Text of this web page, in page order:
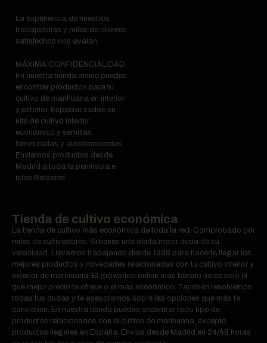
La experiencia de nuestros
trabajadores y miles de clientes
satisfechos nos avalan.
MÁXIMA CONFIDENCIALIDAD.
En nuestra tienda online puedes
encontrar productos para tu
cultivo de marihuana en interior
y exterior. Especializados en
kits de cultivo interior
económico y semillas
feminizadas y autoflorecientes.
Enviamos productos desde
Madrid a toda la península e
islas Baleares.
Tienda de cultivo económica
La tienda de cultivo más económica de toda la red. Comprobado por
miles de cultivadores. Si tienes una oferta mejor duda de su
veracidad. Llevamos trabajando desde 1998 para hacerte llegar los
mejores productos y novedades relacionadas con tu cultivo interior y
exterior de marihuana. El growshop online más barato no es sólo el
que mejor precio te ofrece o el más económico. También resolvemos
todas tus dudas y te asesoramos sobre las opciones que más te
convienen. En nuestra tienda puedes encontrar todo tipo de
productos relacionados con el cultivo de marihuana, excepto
productos ilegales en España. Envíos desde Madrid en 24/48 horas